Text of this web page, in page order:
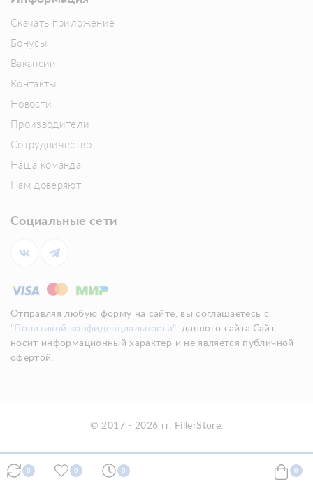
Скачать приложение
Бонусы
Вакансии
Контакты
Новости
Производители
Сотрудничество
Наша команда
Нам доверяют
Социальные сети
Отправляя любую форму на сайте, вы соглашаетесь с
"Политикой конфиденциальности"
данного сайта.Сайт
носит информационный характер и не является публичной
офертой.
© 2017 - 2026 гг. FillerStore.
0 0 0 0